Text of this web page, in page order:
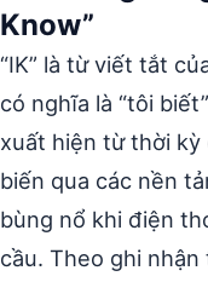
Know”
“IK” là từ viết tắt
có nghĩa là “tôi
xuất hiện từ thời
biến qua các nền
bùng nổ khi điện
cầu. Theo ghi nhận